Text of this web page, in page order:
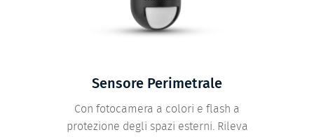
Sensore Perimetrale
Con fotocamera a colori e flash a
protezione degli spazi esterni. Rileva